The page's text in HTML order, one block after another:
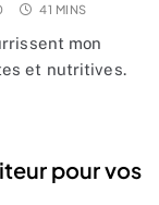
41 MINS
mon
et nutritives.
pour vos